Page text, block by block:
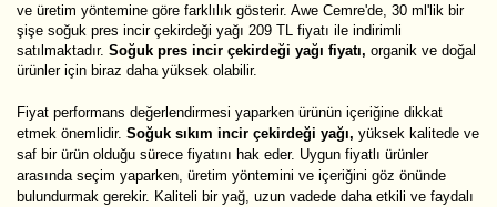
ve üretim yöntemine göre farklılık gösterir. Awe Cemre'de, 30 ml'lik bir
şişe soğuk pres incir çekirdeği yağı 209 TL fiyatı ile indirimli
satılmaktadır. Soğuk pres incir çekirdeği yağı fiyatı, organik ve doğal
ürünler için biraz daha yüksek olabilir.
Fiyat performans değerlendirmesi yaparken ürünün içeriğine dikkat
etmek önemlidir. Soğuk sıkım incir çekirdeği yağı, yüksek kalitede ve
saf bir ürün olduğu sürece fiyatını hak eder. Uygun fiyatlı ürünler
arasında seçim yaparken, üretim yöntemini ve içeriğini göz önünde
bulundurmak gerekir. Kaliteli bir yağ, uzun vadede daha etkili ve faydalı